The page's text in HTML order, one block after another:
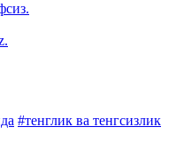
#тенглик ва тенгсизлик